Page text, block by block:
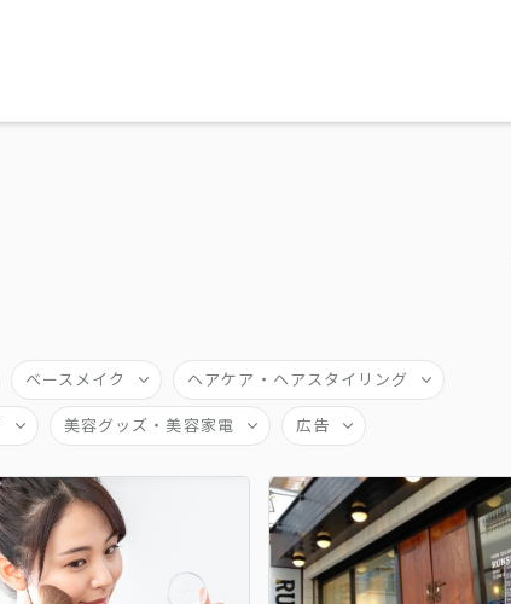
ベースメイク
ヘアケア・ヘアスタイリング
美容グッズ・美容家電 広告